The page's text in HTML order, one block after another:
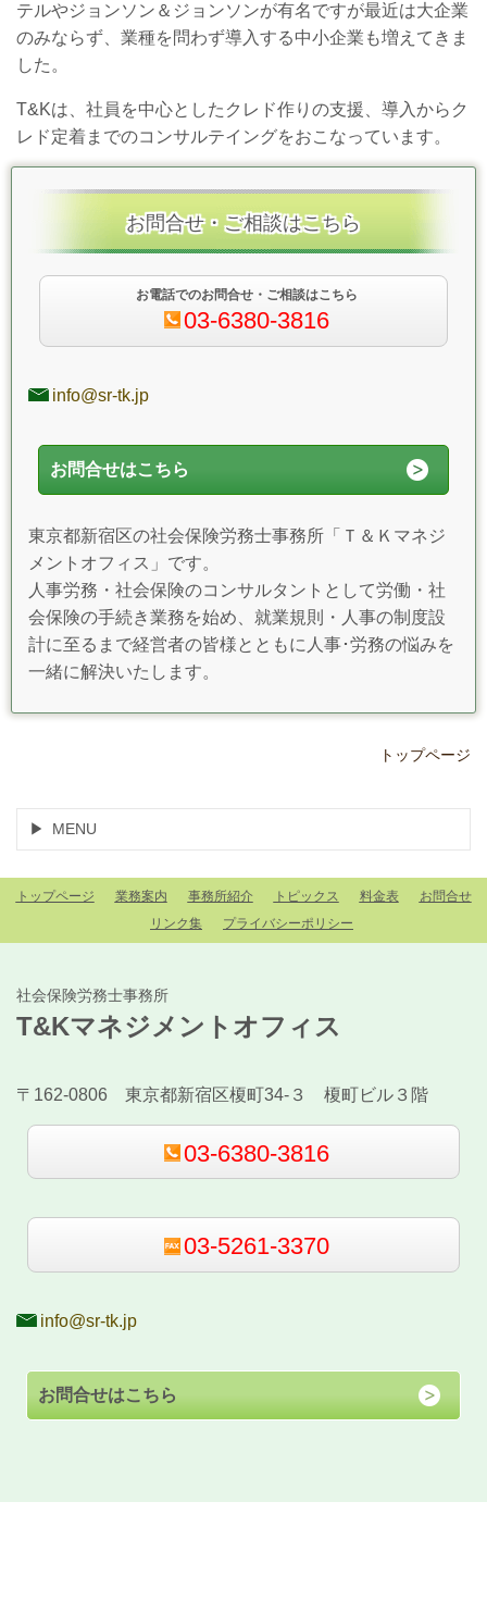
テルやジョンソン＆ジョンソンが有名ですが最近は大企業
のみならず、業種を問わず導入する中小企業も増えてきま
した。
T&Kは、社員を中心としたクレド作りの支援、導入からク
レド定着までのコンサルテイングをおこなっています。
お問合せ・ご相談はこちら
お電話でのお問合せ・ご相談はこちら
03-6380-3816
info@sr-tk.jp
お問合せはこちら
東京都新宿区の社会保険労務士事務所「Ｔ＆Ｋマネジ
メントオフィス」です。
人事労務・社会保険のコンサルタントとして労働・社
会保険の手続き業務を始め、就業規則・人事の制度設
計に至るまで経営者の皆様とともに人事･労務の悩みを
一緒に解決いたします。
トップページ
MENU
トップページ 業務案内 事務所紹介 トピックス 料金表
お問合せ
リンク集
プライバシーポリシー
社会保険労務士事務所
T&Kマネジメントオフィス
〒162-0806 東京都新宿区榎町34-３ 榎町ビル３階
03-6380-3816
03-5261-3370
info@sr-tk.jp
お問合せはこちら